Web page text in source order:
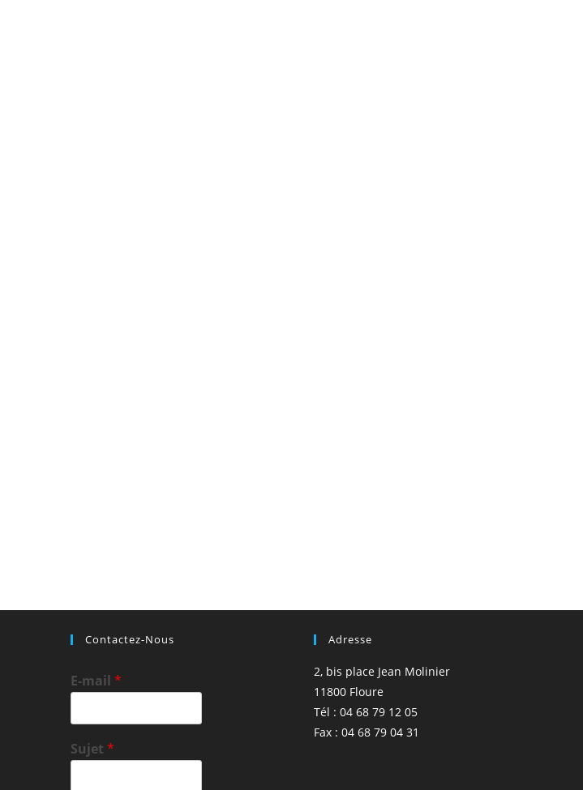
Contactez-Nous
E-mail *
Sujet *
Adresse
2, bis place Jean Molinier
11800 Floure
Tél : 04 68 79 12 05
Fax : 04 68 79 04 31